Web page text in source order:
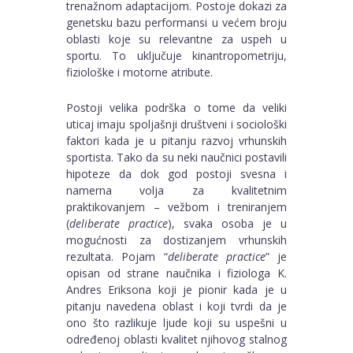
trenažnom adaptacijom. Postoje dokazi za
genetsku bazu performansi u većem broju
oblasti koje su relevantne za uspeh u
sportu. To uključuje kinantropometriju,
fiziološke i motorne atribute.
Postoji velika podrška o tome da veliki
uticaj imaju spoljašnji društveni i sociološki
faktori kada je u pitanju razvoj vrhunskih
sportista. Tako da su neki naučnici postavili
hipoteze da dok god postoji svesna i
namerna volja za kvalitetnim
praktikovanjem – vežbom i treniranjem
(deliberate practice), svaka osoba je u
mogućnosti za dostizanjem vrhunskih
rezultata. Pojam “deliberate practice” je
opisan od strane naučnika i fiziologa K.
Andres Eriksona koji je pionir kada je u
pitanju navedena oblast i koji tvrdi da je
ono što razlikuje ljude koji su uspešni u
određenoj oblasti kvalitet njihovog stalnog